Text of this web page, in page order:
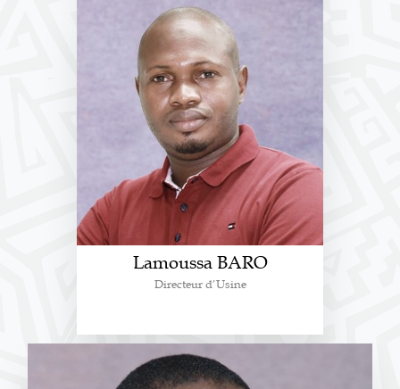
Lamoussa BARO
Directeur d’Usine